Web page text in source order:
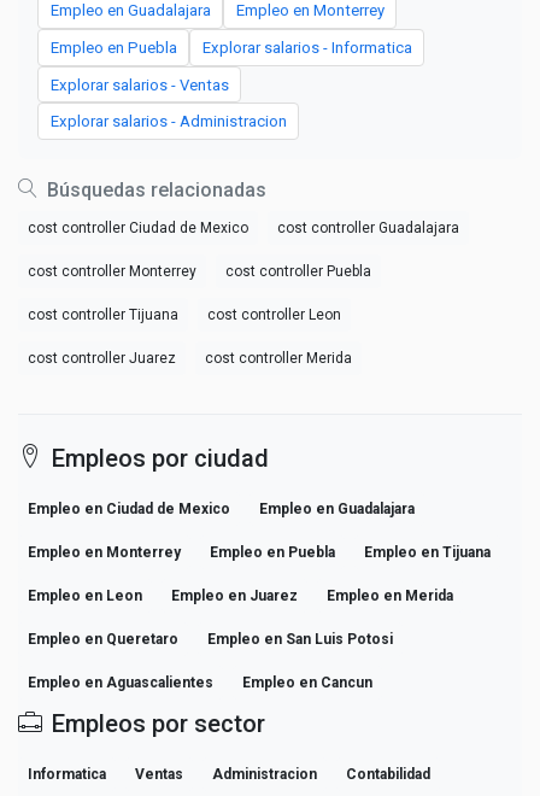
Empleo en Guadalajara Empleo en Monterrey
Empleo en Puebla Explorar salarios - Informatica
Explorar salarios - Ventas
Explorar salarios - Administracion
Búsquedas relacionadas
cost controller Ciudad de Mexico cost controller Guadalajara
cost controller Monterrey cost controller Puebla
cost controller Tijuana cost controller Leon
cost controller Juarez cost controller Merida
Empleos por ciudad
Empleo en Ciudad de Mexico Empleo en Guadalajara
Empleo en Monterrey Empleo en Puebla Empleo en Tijuana
Empleo en Leon Empleo en Juarez Empleo en Merida
Empleo en Queretaro Empleo en San Luis Potosi
Empleo en Aguascalientes Empleo en Cancun
Empleos por sector
Informatica Ventas Administracion Contabilidad